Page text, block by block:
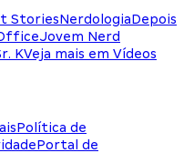
StoriesNerdologiaDepois
Jovem Nerd
KVeja mais em Vídeos
Política de
Portal de